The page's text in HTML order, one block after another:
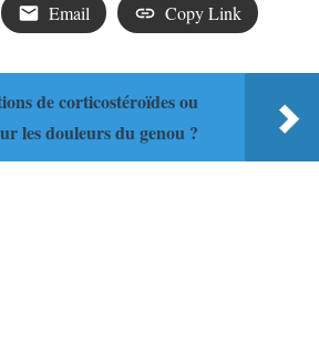
Email Copy Link
de corticostéroïdes ou
les douleurs du genou ?